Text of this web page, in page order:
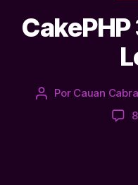
CakePHP
Autor
Por Cauan